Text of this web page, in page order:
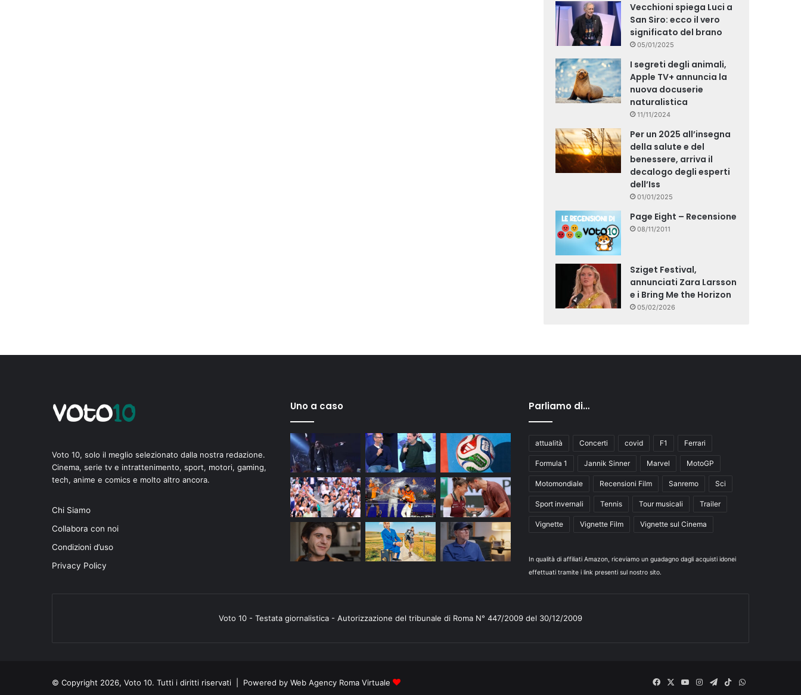
Vecchioni spiega Luci a
San Siro: ecco il vero
significato del brano
05/01/2025
I segreti degli animali,
Apple TV+ annuncia la
nuova docuserie
naturalistica
11/11/2024
Per un 2025 all’insegna
della salute e del
benessere, arriva il
decalogo degli esperti
dell’Iss
01/01/2025
Page Eight – Recensione
08/11/2011
Sziget Festival,
annunciati Zara Larsson
e i Bring Me the Horizon
05/02/2026
Voto 10, solo il meglio selezionato dalla nostra redazione.
Cinema, serie tv e intrattenimento, sport, motori, gaming,
tech, anime e comics e molto altro ancora.
Chi Siamo
Collabora con noi
Condizioni d’uso
Privacy Policy
Uno a caso Parliamo di…
attualità Concerti covid F1 Ferrari
Formula 1 Jannik Sinner Marvel MotoGP
Motomondiale Recensioni Film Sanremo Sci
Sport invernali Tennis Tour musicali Trailer
Vignette Vignette Film Vignette sul Cinema
In qualità di affiliati Amazon, riceviamo un guadagno dagli acquisti idonei
effettuati tramite i link presenti sul nostro sito.
Voto 10 - Testata giornalistica - Autorizzazione del tribunale di Roma N° 447/2009 del 30/12/2009
© Copyright 2026, Voto 10. Tutti i diritti riservati | Powered by Web Agency Roma Virtuale Facebook
X
YouInstagram
Telegram
TikTokWhatsApp